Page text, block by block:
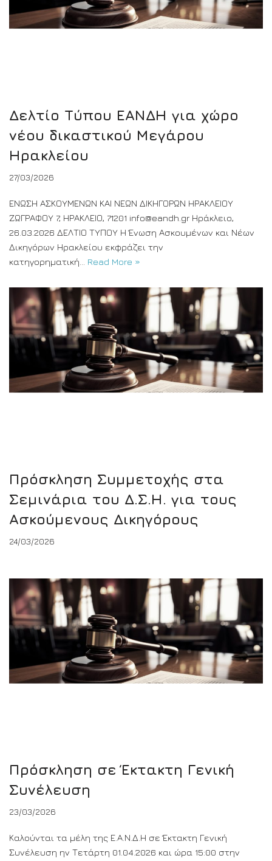
Δελτίο Τύπου ΕΑΝΔΗ για χώρο
νέου δικαστικού Μεγάρου
Ηρακλείου
27/03/2026
ΕΝΩΣΗ ΑΣΚΟΥΜΕΝΩΝ ΚΑΙ ΝΕΩΝ ΔΙΚΗΓΟΡΩΝ ΗΡΑΚΛΕΙΟΥ
ΖΩΓΡΑΦΟΥ 7, ΗΡΑΚΛΕΙΟ, 71201 info@eandh.gr Ηράκλειο,
26.03.2026 ΔΕΛΤΙΟ ΤΥΠΟΥ Η Ένωση Ασκουμένων και Νέων
Δικηγόρων Ηρακλείου εκφράζει την
κατηγορηματική… Read More »
Πρόσκληση Συμμετοχής στα
Σεμινάρια του Δ.Σ.Η. για τους
Ασκούμενους Δικηγόρους
24/03/2026
Πρόσκληση σε Έκτακτη Γενική
Συνέλευση
23/03/2026
Καλούνται τα μέλη της Ε.Α.Ν.Δ.Η σε Έκτακτη Γενική
Συνέλευση ην Τετάρτη 01.04.2026 και ώρα 15:00 στην